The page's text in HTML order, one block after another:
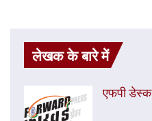
लेखक के बारे में
एफपी डेस्‍क